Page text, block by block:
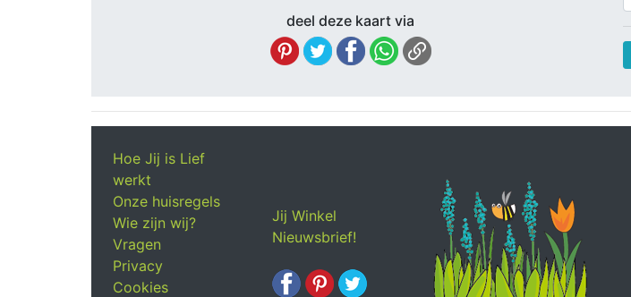
deel deze kaart via
Hoe Jij is Lief
werkt
Onze huisregels
Wie zijn wij?
Vragen
Privacy
Cookies
Jij Winkel
Nieuwsbrief!